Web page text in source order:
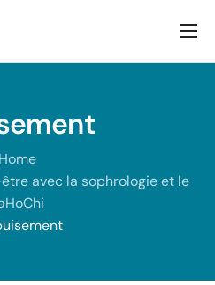
Home
avec la sophrologie et le